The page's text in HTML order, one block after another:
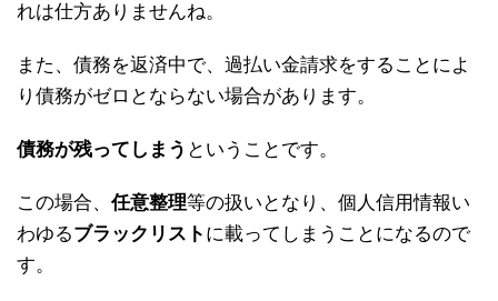
れは仕方ありませんね。
また、債務を返済中で、過払い金請求をすることによ
り債務がゼロとならない場合があります。
債務が残ってしまう ということです。
この場合、 任意整理等の扱いとなり、個人信用情報い
わゆるブラックリスト に載ってしまうことになるので
す。